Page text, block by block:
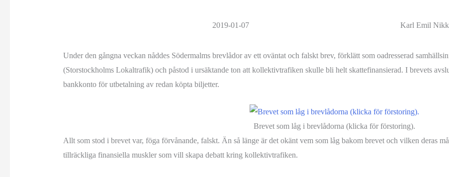
2019-01-07 Karl Emil
Under den gångna veckan nåddes Södermalms brevlådor av ett oväntat och falskt brev, förklätt som oadresserad
(Storstockholms Lokaltrafik) och påstod i ursäktande ton att kollektivtrafiken skulle bli helt skattefinansierad. I brevets
bankkonto för utbetalning av redan köpta biljetter.
Brevet som låg i brevlådorna (klicka för förstoring).
Allt som stod i brevet var, föga förvånande, falskt. Än så länge är det okänt vem som låg bakom brevet och vilken deras
tillräckliga finansiella muskler som vill skapa debatt kring kollektivtrafiken.